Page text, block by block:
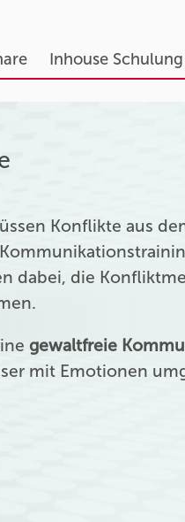
Inhouse Schulung
Konflikte aus
dabei, die
gewaltfreie
mit Emotionen